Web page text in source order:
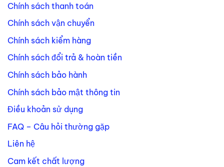
Chính sách thanh toán
Chính sách vận chuyển
Chính sách kiểm hàng
Chính sách đổi trả & hoàn tiền
Chính sách bảo hành
Chính sách bảo mật thông tin
Điều khoản sử dụng
FAQ – Câu hỏi thường gặp
Liên hệ
Cam kết chất lượng